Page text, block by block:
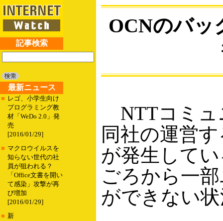
記事検索
最新ニュース
■ レゴ、小学生向け
プログラミング教
材「WeDo 2.0」発
売
[2016/01/29]
■ マクロウイルスを
知らない世代の社
員が狙われる？
「Office文書を開い
て感染」攻撃が再
び増加
[2016/01/29]
■ 新
OCNのバッ
NTTコミュ
同社の運営
が発生して
ごろから一
ができない